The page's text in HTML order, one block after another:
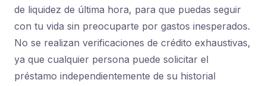
de liquidez de última hora, para que puedas seguir
con tu vida sin preocuparte por gastos inesperados.
No se realizan verificaciones de crédito exhaustivas,
ya que cualquier persona puede solicitar el
préstamo independientemente de su historial